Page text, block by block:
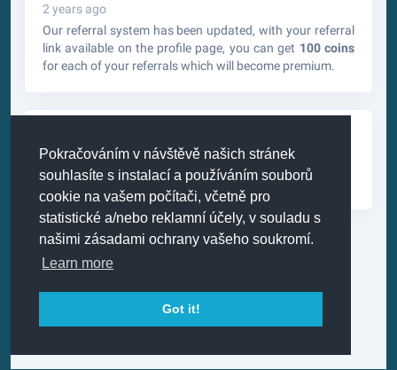
Pokračováním v návštěvě našich stránek
souhlasíte s instalací a používáním souborů
cookie na vašem počítači, včetně pro
statistické a/nebo reklamní účely, v souladu s
našimi zásadami ochrany vašeho soukromí.
Learn more
Got it!
2 years ago
Our referral system has been updated, with your referral
link available on the profile page, you can get 100 coins
for each of your referrals which will become premium.
2 years ago
Torrents are now available for all premium users.